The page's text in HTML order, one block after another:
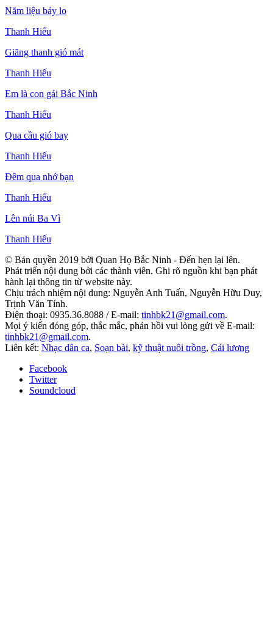
Năm liệu bảy lo
Thanh Hiếu
Giăng thanh gió mát
Thanh Hiếu
Em là con gái Bắc Ninh
Thanh Hiếu
Qua cầu gió bay
Thanh Hiếu
Đêm qua nhớ bạn
Thanh Hiếu
Lên núi Ba Vì
Thanh Hiếu
© Bản quyền 2019 bởi Quan Họ Bắc Ninh - Đến hẹn lại lên.
Phát triển nội dung bởi các thành viên. Ghi rõ nguồn khi bạn phát
hành lại thông tin từ website này.
Chịu trách nhiệm nội dung: Nguyễn Anh Tuấn, Nguyễn Hữu Duy,
Trịnh Văn Tỉnh.
Điện thoại: 0935.36.8088 / E-mail: tinhbk21@gmail.com.
Mọi ý kiến đóng góp, thắc mắc, phản hồi vui lòng gửi về E-mail:
tinhbk21@gmail.com.
Liên kết: Nhạc dân ca, Soạn bài, kỹ thuật nuôi trồng, Cải lương
Facebook
Twitter
Soundcloud